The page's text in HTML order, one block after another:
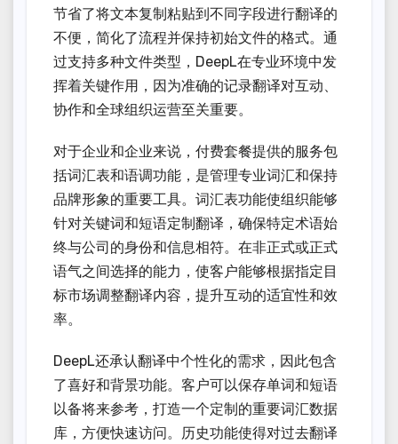
节省了将文本复制粘贴到不同字段进行翻译的
不便，简化了流程并保持初始文件的格式。通
过支持多种文件类型，DeepL在专业环境中发
挥着关键作用，因为准确的记录翻译对互动、
协作和全球组织运营至关重要。
对于企业和企业来说，付费套餐提供的服务包
括词汇表和语调功能，是管理专业词汇和保持
品牌形象的重要工具。词汇表功能使组织能够
针对关键词和短语定制翻译，确保特定术语始
终与公司的身份和信息相符。在非正式或正式
语气之间选择的能力，使客户能够根据指定目
标市场调整翻译内容，提升互动的适宜性和效
率。
DeepL还承认翻译中个性化的需求，因此包含
了喜好和背景功能。客户可以保存单词和短语
以备将来参考，打造一个定制的重要词汇数据
库，方便快速访问。历史功能使得对过去翻译